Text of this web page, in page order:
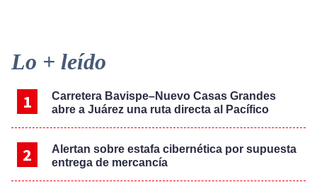
Primary
Sidebar
Lo + leído
Carretera Bavispe–Nuevo Casas Grandes
abre a Juárez una ruta directa al Pacífico
Alertan sobre estafa cibernética por supuesta
entrega de mercancía